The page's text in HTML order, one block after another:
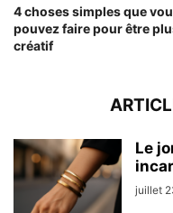
4 choses simples que
pouvez faire pour être
créatif
Le
juillet